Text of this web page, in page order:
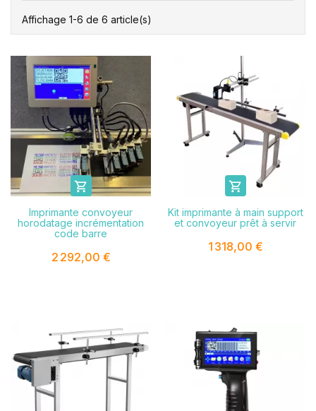
Affichage 1-6 de 6 article(s)

Imprimante convoyeur
horodatage incrémentation
code barre
2 292,00 €

Kit imprimante à main support
et convoyeur prêt à servir
1 318,00 €